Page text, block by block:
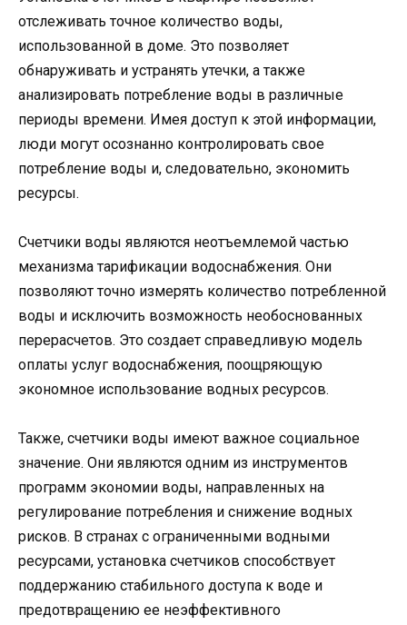
отслеживать точное количество воды,
использованной в доме. Это позволяет
обнаруживать и устранять утечки, а также
анализировать потребление воды в различные
периоды времени. Имея доступ к этой информации,
люди могут осознанно контролировать свое
потребление воды и, следовательно, экономить
ресурсы.
Счетчики воды являются неотъемлемой частью
механизма тарификации водоснабжения. Они
позволяют точно измерять количество потребленной
воды и исключить возможность необоснованных
перерасчетов. Это создает справедливую модель
оплаты услуг водоснабжения, поощряющую
экономное использование водных ресурсов.
Также, счетчики воды имеют важное социальное
значение. Они являются одним из инструментов
программ экономии воды, направленных на
регулирование потребления и снижение водных
рисков. В странах с ограниченными водными
ресурсами, установка счетчиков способствует
поддержанию стабильного доступа к воде и
предотвращению ее неэффективного